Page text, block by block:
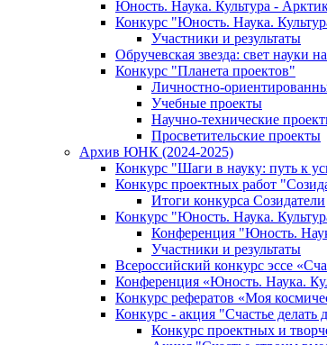
Юность. Наука. Культура -
Конкурс "Юность. Наука.
Участники и результаты
Обручевская звезда: свет науки
Конкурс "Планета проектов"
Личностно-
Учебные проекты
Научно-технические
Просветительские проекты
Архив ЮНК (2024-2025)
Конкурс "Шаги в науку: путь к
Конкурс проектных работ
Итоги конкурса Созидатели
Конкурс "Юность. Наука.
Конференция "Юность.
Участники и результаты
Всероссийский конкурс эссе
Конференция «Юность. Наука.
Конкурс рефератов «Моя
Конкурс - акция "Счастье делать
Конкурс проектных и